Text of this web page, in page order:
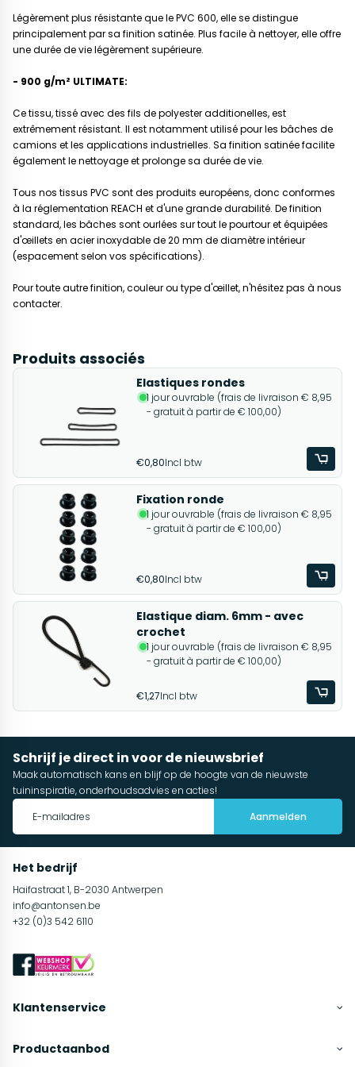
Légèrement plus résistante que le PVC 600, elle se distingue
principalement par sa finition satinée. Plus facile à nettoyer, elle offre
une durée de vie légèrement supérieure.
- 900 g/m² ULTIMATE:
Ce tissu, tissé avec des fils de polyester additionelles, est
extrêmement résistant. Il est notamment utilisé pour les bâches de
camions et les applications industrielles. Sa finition satinée facilite
également le nettoyage et prolonge sa durée de vie.
Tous nos tissus PVC sont des produits européens, donc conformes
à la réglementation REACH et d'une grande durabilité. De finition
standard, les bâches sont ourlées sur tout le pourtour et équipées
d'œillets en acier inoxydable de 20 mm de diamètre intérieur
(espacement selon vos spécifications).
Pour toute autre finition, couleur ou type d'œillet, n'hésitez pas à nous
contacter.
Produits associés
Elastiques rondes
1 jour ouvrable (frais de livraison € 8,95
- gratuit à partir de € 100,00)
€0,80Incl btw
Fixation ronde
1 jour ouvrable (frais de livraison € 8,95
- gratuit à partir de € 100,00)
€0,80Incl btw
Elastique diam. 6mm - avec
crochet
1 jour ouvrable (frais de livraison € 8,95
- gratuit à partir de € 100,00)
€1,27Incl btw
Schrijf je direct in voor de nieuwsbrief
Maak automatisch kans en blijf op de hoogte van de nieuwste
tuininspiratie, onderhoudsadvies en acties!
Aanmelden
Het bedrijf
Haifastraat 1, B-2030 Antwerpen
info@antonsen.be
+32 (0)3 542 6110
Klantenservice
Productaanbod